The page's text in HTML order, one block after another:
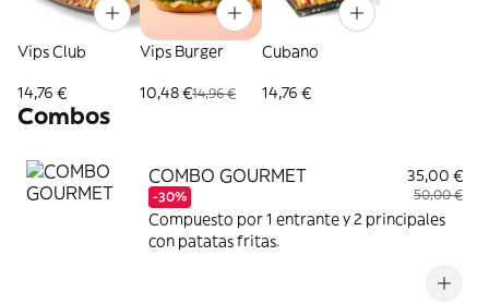
Vips Club
14,76 €
Vips Burger
10,48 €14,96 €
Cubano
14,76 €
Combos
COMBO GOURMET
-30%
35,00 €
50,00 €
Compuesto por 1 entrante y 2 principales
con patatas fritas.